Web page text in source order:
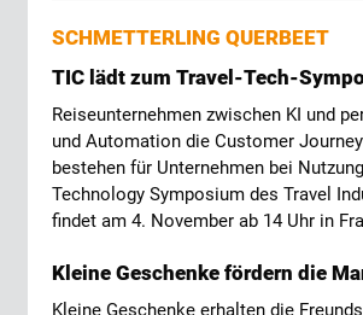
SCHMETTERLING QUERBEET
TIC lädt zum Travel-Tech-
Reiseunternehmen zwischen KI und
und Automation die Customer
bestehen für Unternehmen bei
Technology Symposium des Travel
findet am 4. November ab 14 Uhr in
Kleine Geschenke fördern die
Kleine Geschenke erhalten die